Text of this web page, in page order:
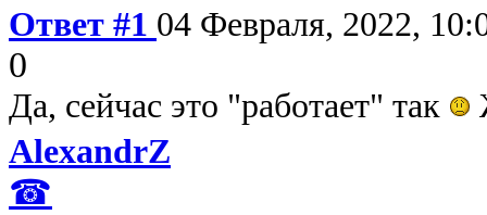
Ответ #1 04 Февраля, 2022,
0
Да, сейчас это "работает" так
AlexandrZ
☎